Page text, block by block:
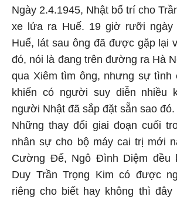
Ngày 2.4.1945, Nhật bố trí cho
xe lửa ra Huế. 19 giờ rưỡi ngày
Huế, lát sau ông đã được gặp lại
đó, nói là đang trên đường ra Hà
qua Xiêm tìm ông, nhưng sự tình
khiến có người suy diễn nhiều
người Nhật đã sắp đặt sẵn sao đó.
Những thay đổi giai đoạn cuối
nhân sự cho bộ máy cai trị mới
Cường Để, Ngô Đình Diệm đều
Duy Trần Trọng Kim có được
riêng cho biết hay không thì